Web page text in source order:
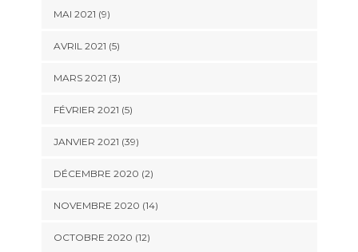
MAI 2021 (9)
AVRIL 2021 (5)
MARS 2021 (3)
FÉVRIER 2021 (5)
JANVIER 2021 (39)
DÉCEMBRE 2020 (2)
NOVEMBRE 2020 (14)
OCTOBRE 2020 (12)